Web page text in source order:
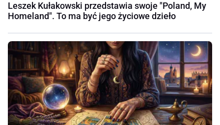
Leszek Kułakowski przedstawia swoje "Poland, My
Homeland". To ma być jego życiowe dzieło